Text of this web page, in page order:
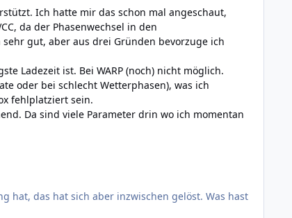
Ich hatte mir das schon mal angeschaut,
da der Phasenwechsel in den
gut, aber aus drei Gründen bevorzuge ich
Ladezeit ist. Bei WARP (noch) nicht möglich.
oder bei schlecht Wetterphasen), was ich
fehlplatziert sein.
Da sind viele Parameter drin wo ich momentan
hat, das hat sich aber inzwischen gelöst. Was hast